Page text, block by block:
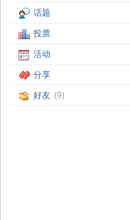
话题
投票
活动
分享
好友 (9)